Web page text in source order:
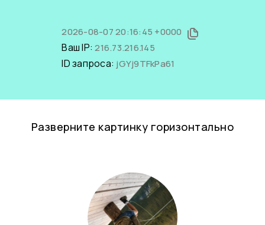
2026-08-07 20:16:45 +0000
Ваш IP:216.73.216.145
ID запроса: jGYj9TFkPa61
Разверните картинку горизонтально